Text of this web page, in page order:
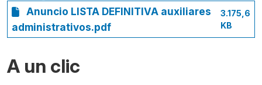
Anuncio LISTA DEFINITIVA auxiliares
administrativos.pdf
3.175,6
KB
A un clic